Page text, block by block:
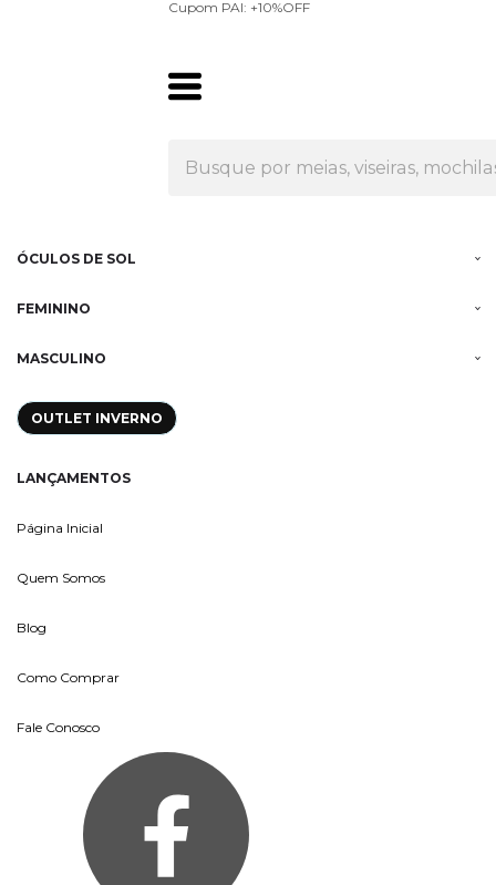
Acesse sua conta e pedidos
ÓCULOS DE SOL
FEMININO
MASCULINO
OUTLET INVERNO
LANÇAMENTOS
Página Inicial
Quem Somos
Blog
Como Comprar
Fale Conosco
Cupom PAI: +10%OFF